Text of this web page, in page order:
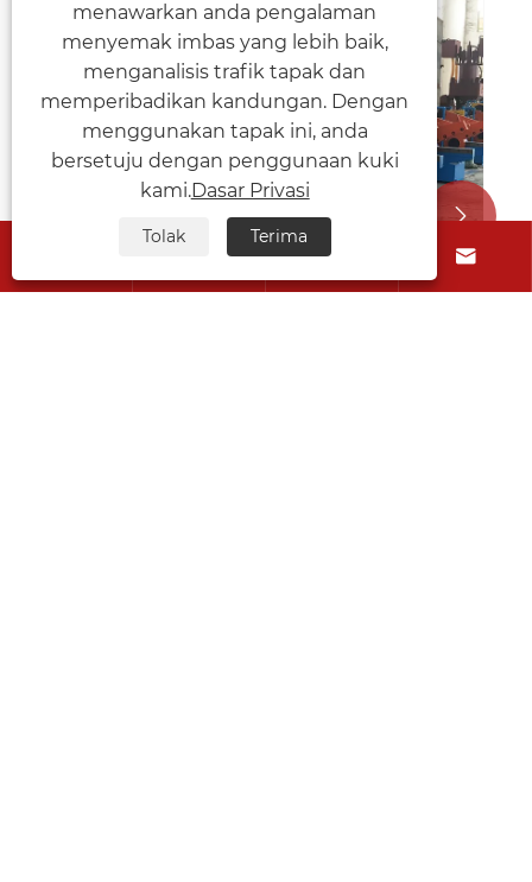

 
menawarkan anda pengalaman
menyemak imbas yang lebih baik,
menganalisis trafik tapak dan
memperibadikan kandungan. Dengan
menggunakan tapak ini, anda
bersetuju dengan penggunaan kuki
kami.Dasar Privasi
Tolak Terima